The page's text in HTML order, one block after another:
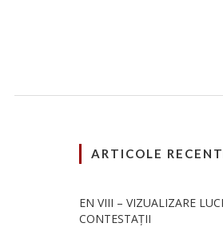
ARTICOLE
EN VIII – VIZUALIZARE
CONTESTAȚII